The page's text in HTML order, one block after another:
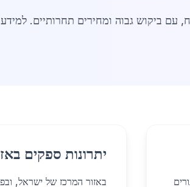
עם ביקוש גבוה ומחירים תחרותיים.
יתרונות ספקים
באזור המרכז של ישראל,